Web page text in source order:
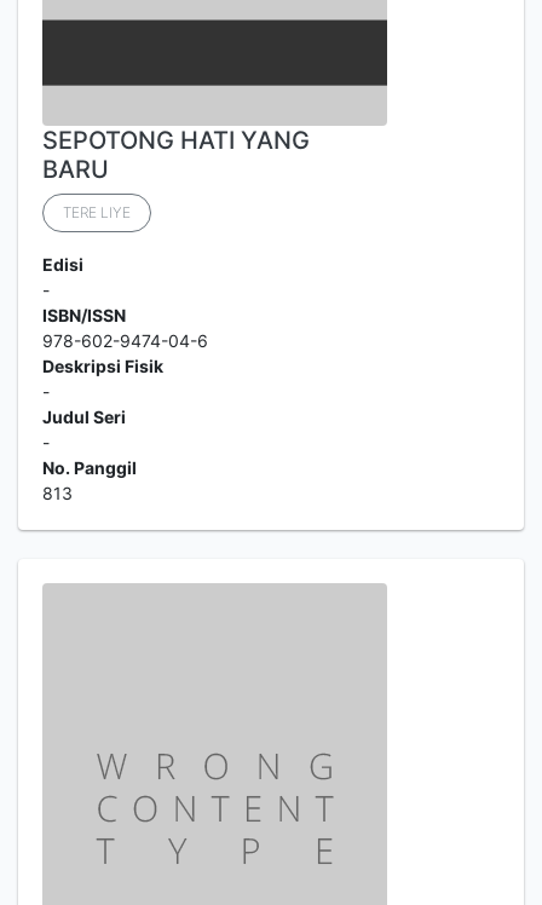
SEPOTONG HATI YANG
BARU
TERE LIYE
Edisi
-
ISBN/ISSN
978-602-9474-04-6
Deskripsi Fisik
-
Judul Seri
-
No. Panggil
813